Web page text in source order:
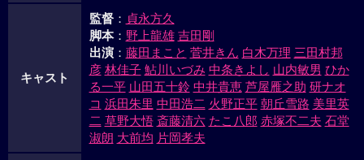
一人で闘おうと決意した主水は、嫁りつと最後の枕を交わし
庄兵衛に会いに出かけた。その彼に、皆が追いつく。戦いは
不利であったが、通りかかった朝之助に助けられ、彼の宿に
庄兵衛らをおびきよせる。個々の殺しの技が光るなか、主水
たちは庄兵衛を倒すのだった。
キャスト
監督： 貞永方久
脚本： 野上龍雄 吉田剛
出演： 藤田まこと 菅井きん 白木万理 三田村邦
彦 林佳子 鮎川いづみ 中条きよし 山内敏男 ひか
る一平 山田五十鈴 中井貴恵 芦屋雁之助 研ナオ
コ 浜田朱里 中田浩二 火野正平 朝丘雪路 美里英
二 草野大悟 斎藤清六 たこ八郎 赤塚不二夫 石堂
淑朗 大前均 片岡孝夫